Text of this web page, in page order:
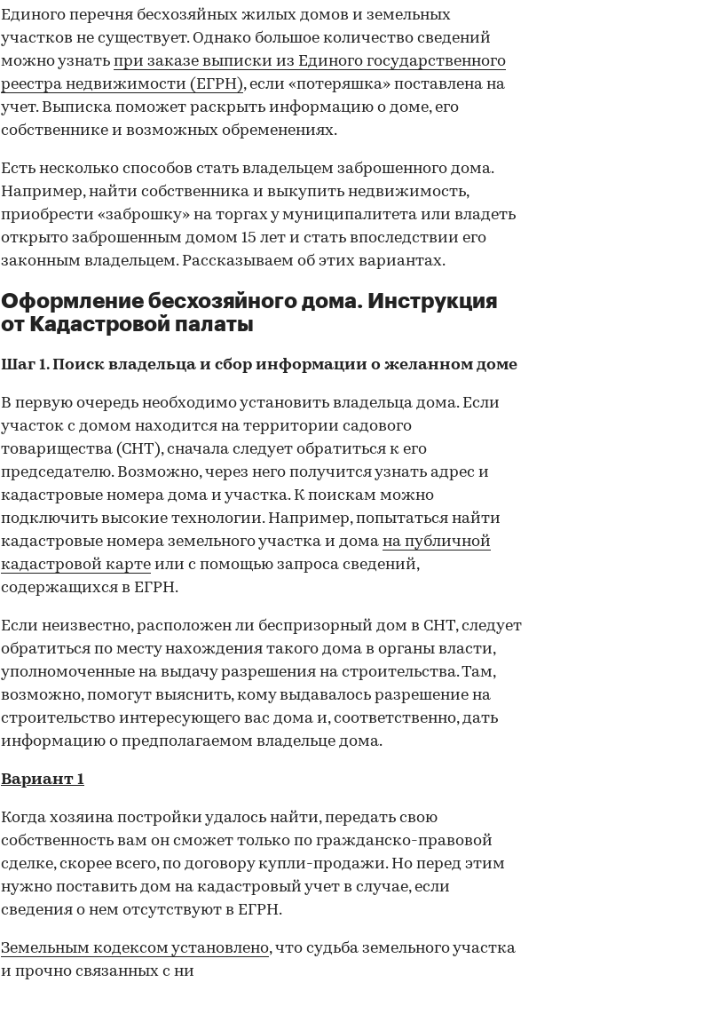
Единого перечня бесхозяйных жилых домов и земельных
участков не существует. Однако большое количество сведений
можно узнать при заказе выписки из Единого государственного
реестра недвижимости (ЕГРН), если «потеряшка» поставлена на
учет. Выписка поможет раскрыть информацию о доме, его
собственнике и возможных обременениях.
Есть несколько способов стать владельцем заброшенного дома.
Например, найти собственника и выкупить недвижимость,
приобрести «заброшку» на торгах у муниципалитета или владеть
открыто заброшенным домом 15 лет и стать впоследствии его
законным владельцем. Рассказываем об этих вариантах.
Оформление бесхозяйного дома. Инструкция
от Кадастровой палаты
Шаг 1. Поиск владельца и сбор информации о желанном доме
В первую очередь необходимо установить владельца дома. Если
участок с домом находится на территории садового
товарищества (СНТ), сначала следует обратиться к его
председателю. Возможно, через него получится узнать адрес и
кадастровые номера дома и участка. К поискам можно
подключить высокие технологии. Например, попытаться найти
кадастровые номера земельного участка и дома на публичной
кадастровой карте или с помощью запроса сведений,
содержащихся в ЕГРН.
Если неизвестно, расположен ли беспризорный дом в СНТ, следует
обратиться по месту нахождения такого дома в органы власти,
уполномоченные на выдачу разрешения на строительства. Там,
возможно, помогут выяснить, кому выдавалось разрешение на
строительство интересующего вас дома и, соответственно, дать
информацию о предполагаемом владельце дома.
Вариант 1
Когда хозяина постройки удалось найти, передать свою
собственность вам он сможет только по гражданско-правовой
сделке, скорее всего, по договору купли-продажи. Но перед этим
нужно поставить дом на кадастровый учет в случае, если
сведения о нем отсутствуют в ЕГРН.
Земельным кодексом установлено, что судьба земельного участка
и прочно связанных с ни